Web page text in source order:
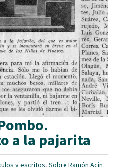
a la pajarita
y escritos, Sobre Ramón Acín